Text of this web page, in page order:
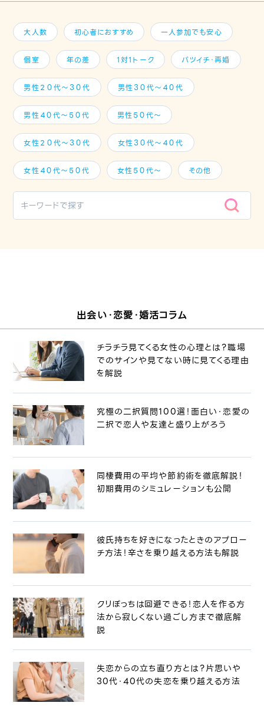
大人数 初心者におすすめ 一人参加でも安心
個室 年の差 1対1トーク バツイチ・再婚
男性２０代～３０代 男性３０代～４０代
男性４０代～５０代 男性５０代～
女性２０代～３０代 女性３０代～４０代
女性４０代～５０代 女性５０代～ その他
出会い・恋愛・婚活コラム
チラチラ見てくる女性の心理とは？職場
でのサインや見てない時に見てくる理由
を解説
究極の二択質問100選！面白い・恋愛の
二択で恋人や友達と盛り上がろう
同棲費用の平均や節約術を徹底解説！
初期費用のシミュレーションも公開
彼氏持ちを好きになったときのアプロー
チ方法！辛さを乗り越える方法も解説
クリぼっちは回避できる！恋人を作る方
法から寂しくない過ごし方まで徹底解
説
失恋からの立ち直り方とは？片思いや
30代・40代の失恋を乗り越える方法